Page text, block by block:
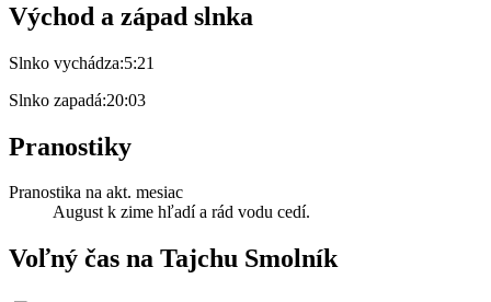
Východ a západ slnka
Slnko vychádza:5:21
Slnko zapadá:20:03
Pranostiky
Pranostika na akt. mesiac
August k zime hľadí a rád vodu cedí.
Voľný čas na Tajchu Smolník